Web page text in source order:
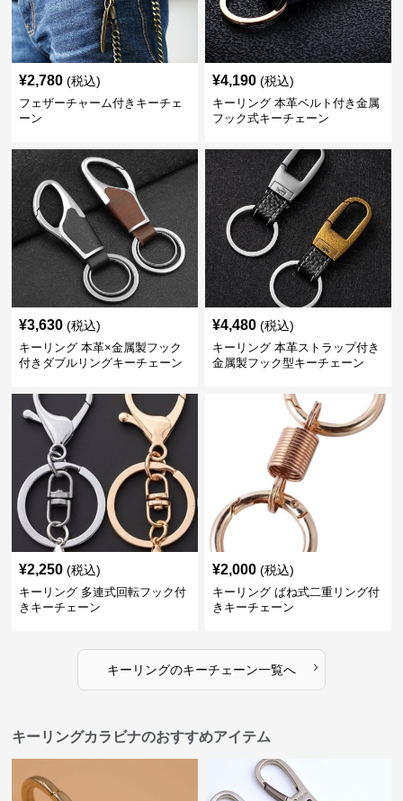
¥2,780 (税込)
フェザーチャーム付きキーチェ
ーン
¥4,190 (税込)
キーリング 本革ベルト付き金属
フック式キーチェーン
¥3,630 (税込)
キーリング 本革×金属製フック
付きダブルリングキーチェーン
¥4,480 (税込)
キーリング 本革ストラップ付き
金属製フック型キーチェーン
¥2,250 (税込)
キーリング 多連式回転フック付
きキーチェーン
¥2,000 (税込)
キーリング ばね式二重リング付
きキーチェーン
キーリングのキーチェーン一覧へ ›
キーリングカラビナのおすすめアイテム